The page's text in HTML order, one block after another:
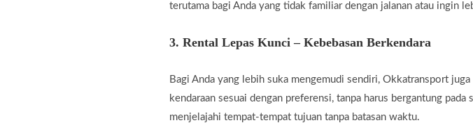
terutama bagi Anda yang tidak familiar dengan jalanan atau ingin
3. Rental Lepas Kunci – Kebebasan Berkendara
Bagi Anda yang lebih suka mengemudi sendiri, Okkatransport juga
kendaraan sesuai dengan preferensi, tanpa harus bergantung
menjelajahi tempat-tempat tujuan tanpa batasan waktu.